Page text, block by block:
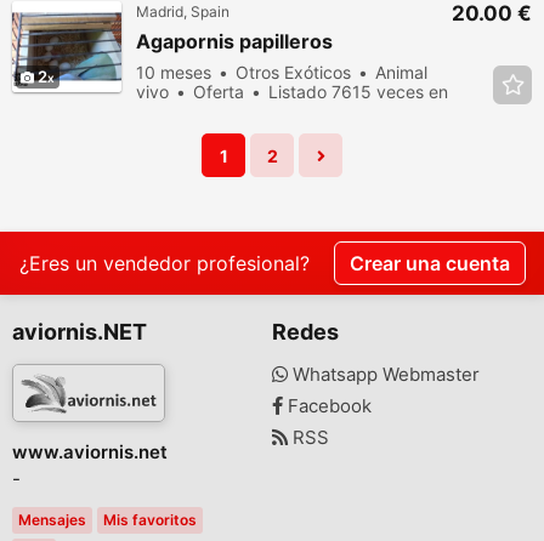
2
Madrid, Spain
Agapornis papilleros
10 meses Otros Exóticos
Animal
vivo
Oferta
Listado 7615 veces en
20.00 €
1 2
¿Eres un vendedor profesional? Crear una cuenta
aviornis.NET
www.aviornis.net
-
Mensajes
Mis favoritos
Redes
Whatsapp Webmaster
Facebook
RSS